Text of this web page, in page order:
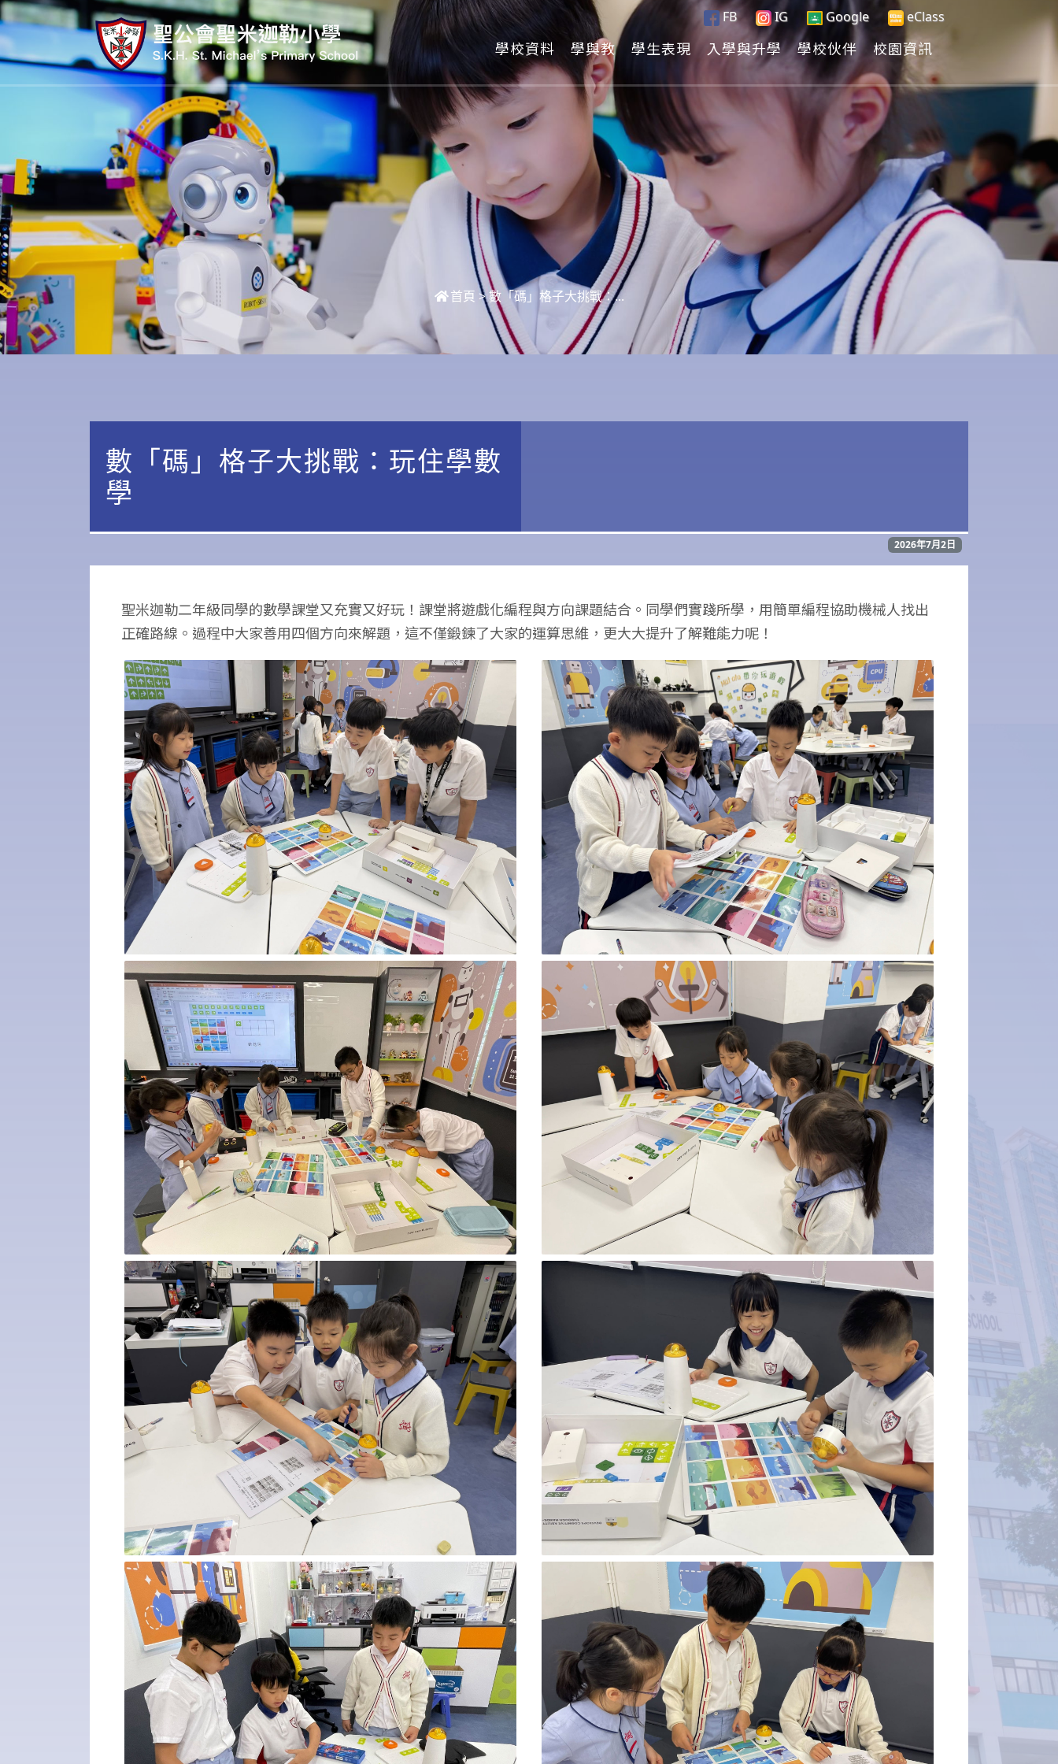
FB IG Google eClass
學校資料 學與教 學生表現 入學與升學 學校伙伴 校園資訊
首頁 > 數「碼」格子大挑戰：...
數「碼」格子大挑戰：玩住學數
學
2026年7月2日
聖米迦勒二年級同學的數學課堂又充實又好玩！課堂將遊戲化編程與方向課題結合。同學們實踐所學，用簡單編程協助機械人找出
正確路線。過程中大家善用四個方向來解題，這不僅鍛鍊了大家的運算思維，更大大提升了解難能力呢！